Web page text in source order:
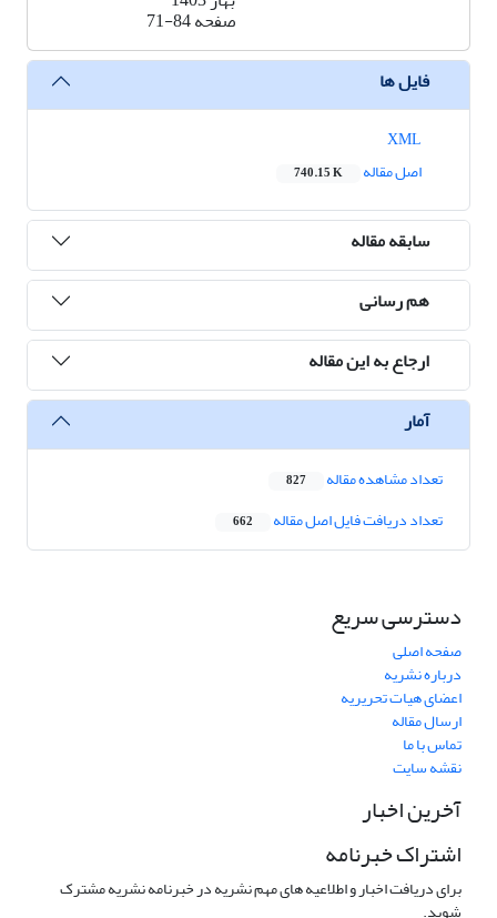
صفحه71-84
فایل ها
اصل مقاله
740.15 K
سابقه مقاله
هم رسانی
ارجاع به این مقاله
آمار
تعداد مشاهده مقاله 827
تعداد دریافت فایل اصل مقاله 662
دسترسی سریع
صفحه اصلی
درباره نشریه
اعضای هیات تحریریه
ارسال مقاله
تماس با ما
نقشه سایت
آخرین اخبار
اشتراک خبرنامه
برای دریافت اخبار و اطلاعیه های مهم نشریه در خبرنامه نشریه مشترک